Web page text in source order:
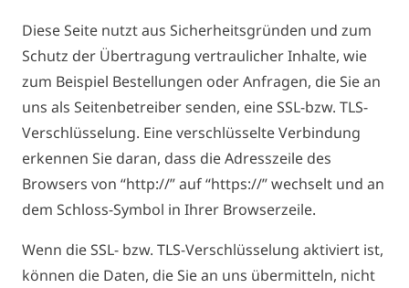
Diese Seite nutzt aus Sicherheitsgründen und zum
Schutz der Übertragung vertraulicher Inhalte, wie
zum Beispiel Bestellungen oder Anfragen, die Sie an
uns als Seitenbetreiber senden, eine SSL-bzw. TLS-
Verschlüsselung. Eine verschlüsselte Verbindung
erkennen Sie daran, dass die Adresszeile des
Browsers von “http://” auf “https://” wechselt und an
dem Schloss-Symbol in Ihrer Browserzeile.
Wenn die SSL- bzw. TLS-Verschlüsselung aktiviert ist,
können die Daten, die Sie an uns übermitteln, nicht